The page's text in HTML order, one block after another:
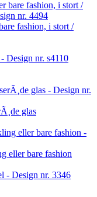
fashion, i stort /
glas
eller bare fashion